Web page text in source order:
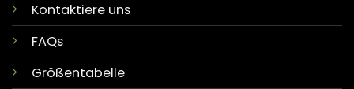
Kontaktiere uns
FAQs
Größentabelle